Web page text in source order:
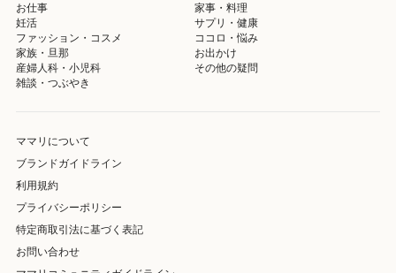
お仕事
家事・料理
妊活
サプリ・健康
ファッション・コスメ
ココロ・悩み
家族・旦那
お出かけ
産婦人科・小児科
その他の疑問
雑談・つぶやき
ママリについて
ブランドガイドライン
利用規約
プライバシーポリシー
特定商取引法に基づく表記
お問い合わせ